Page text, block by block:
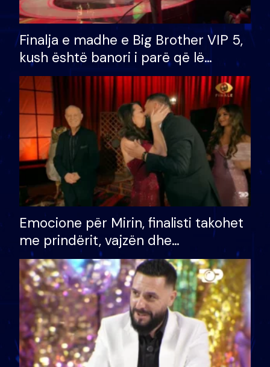
Finalja e madhe e Big Brother VIP 5,
kush është banori i parë që lë
shtëpinë dhe humb mundësinë për
të fituar çmimin e madh
Emocione për Mirin, finalisti takohet
me prindërit, vajzën dhe
bashkëshorten: S’kemi ndonjë letër
divorci apo jo?